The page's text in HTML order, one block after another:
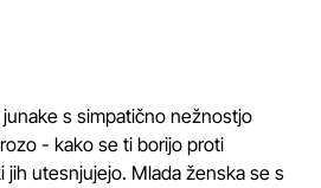
s simpatično nežnostjo
- kako se ti borijo proti
jih utesnjujejo. Mlada ženska se s